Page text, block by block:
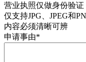
营业执照仅做身份验证
仅支持JPG、JPEG和
内容必须清晰可辨
申请事由*